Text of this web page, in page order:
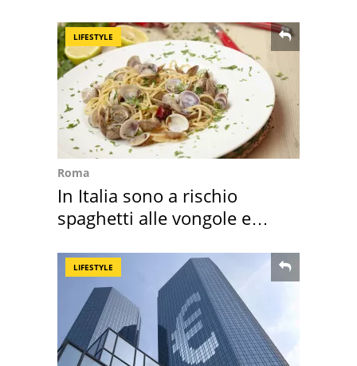
LIFESTYLE
Roma
In Italia sono a rischio
spaghetti alle vongole e
LIFESTYLE